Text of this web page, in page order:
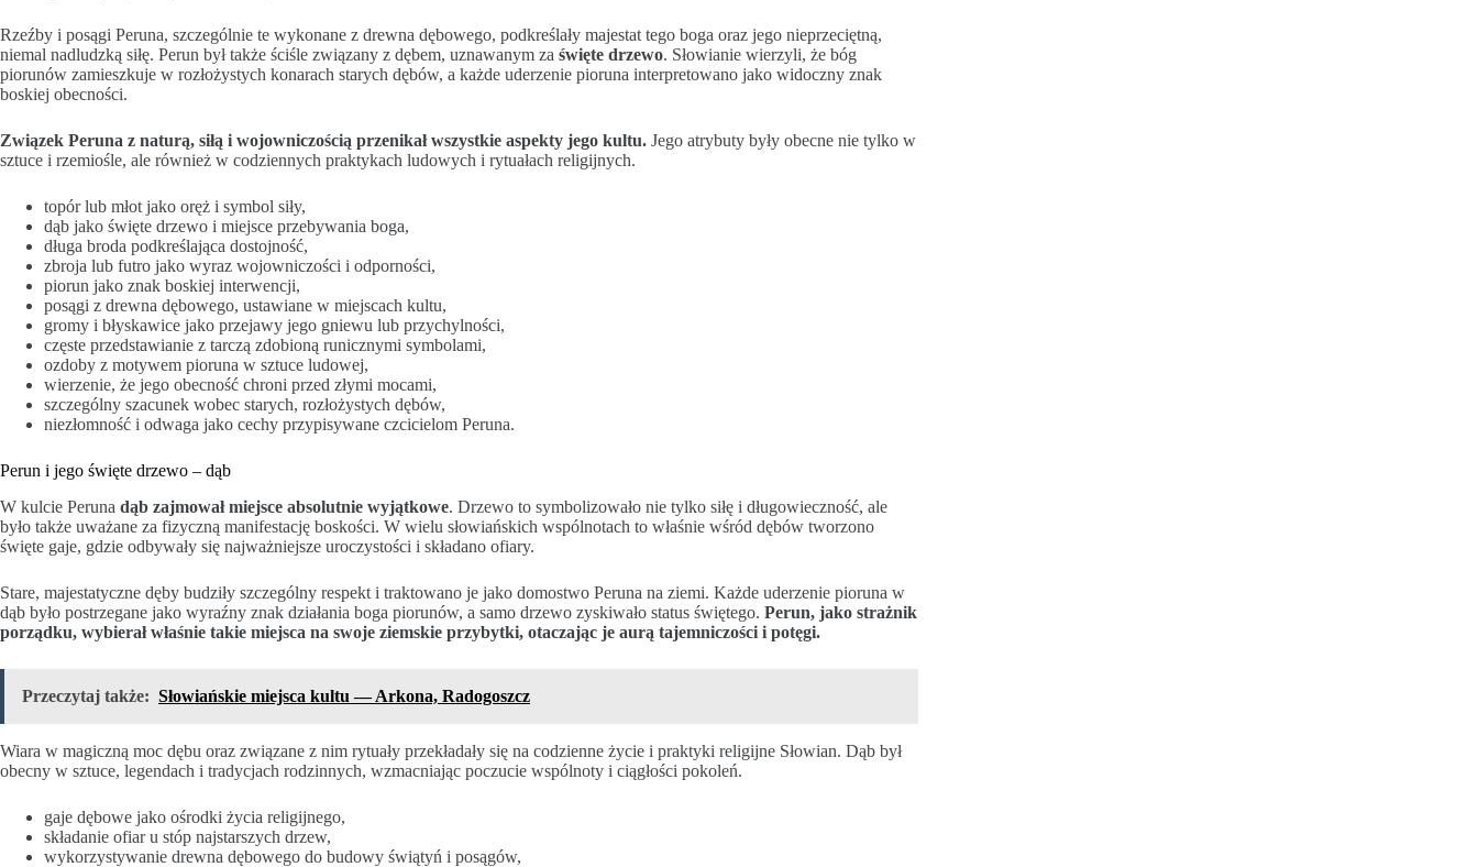
Rzeźby i posągi Peruna, szczególnie te wykonane z drewna dębowego, podkreślały majestat tego boga oraz jego nieprzeciętną,
niemal nadludzką siłę. Perun był także ściśle związany z dębem, uznawanym za święte drzewo. Słowianie wierzyli, że bóg
piorunów zamieszkuje w rozłożystych konarach starych dębów, a każde uderzenie pioruna interpretowano jako widoczny znak
boskiej obecności.
Związek Peruna z naturą, siłą i wojowniczością przenikał wszystkie aspekty jego kultu. Jego atrybuty były obecne nie tylko w
sztuce i rzemiośle, ale również w codziennych praktykach ludowych i rytuałach religijnych.
topór lub młot jako oręż i symbol siły,
dąb jako święte drzewo i miejsce przebywania boga,
długa broda podkreślająca dostojność,
zbroja lub futro jako wyraz wojowniczości i odporności,
piorun jako znak boskiej interwencji,
posągi z drewna dębowego, ustawiane w miejscach kultu,
gromy i błyskawice jako przejawy jego gniewu lub przychylności,
częste przedstawianie z tarczą zdobioną runicznymi symbolami,
ozdoby z motywem pioruna w sztuce ludowej,
wierzenie, że jego obecność chroni przed złymi mocami,
szczególny szacunek wobec starych, rozłożystych dębów,
niezłomność i odwaga jako cechy przypisywane czcicielom Peruna.
Perun i jego święte drzewo – dąb
W kulcie Peruna dąb zajmował miejsce absolutnie wyjątkowe. Drzewo to symbolizowało nie tylko siłę i długowieczność, ale
było także uważane za fizyczną manifestację boskości. W wielu słowiańskich wspólnotach to właśnie wśród dębów tworzono
święte gaje, gdzie odbywały się najważniejsze uroczystości i składano ofiary.
Stare, majestatyczne dęby budziły szczególny respekt i traktowano je jako domostwo Peruna na ziemi. Każde uderzenie pioruna w
dąb było postrzegane jako wyraźny znak działania boga piorunów, a samo drzewo zyskiwało status świętego. Perun, jako strażnik
porządku, wybierał właśnie takie miejsca na swoje ziemskie przybytki, otaczając je aurą tajemniczości i potęgi.
Przeczytaj także: Słowiańskie miejsca kultu — Arkona, Radogoszcz
Wiara w magiczną moc dębu oraz związane z nim rytuały przekładały się na codzienne życie i praktyki religijne Słowian. Dąb był
obecny w sztuce, legendach i tradycjach rodzinnych, wzmacniając poczucie wspólnoty i ciągłości pokoleń.
gaje dębowe jako ośrodki życia religijnego,
składanie ofiar u stóp najstarszych drzew,
wykorzystywanie drewna dębowego do budowy świątyń i posągów,